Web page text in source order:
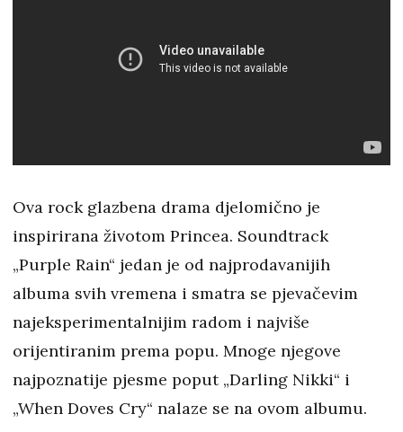
Ova rock glazbena drama djelomično je
inspirirana životom Princea. Soundtrack
„Purple Rain“ jedan je od najprodavanijih
albuma svih vremena i smatra se pjevačevim
najeksperimentalnijim radom i najviše
orijentiranim prema popu. Mnoge njegove
najpoznatije pjesme poput „Darling Nikki“ i
„When Doves Cry“ nalaze se na ovom albumu.